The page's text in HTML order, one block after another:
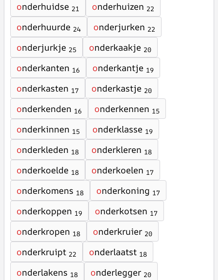
onderhuidse 21 onderhuizen 22
onderhuurde 24 onderjurken 22
onderjurkje 25 onderkaakje 20
onderkanten 16 onderkantje 19
onderkasten 17 onderkastje 20
onderkenden 16 onderkennen 15
onderkinnen 15 onderklasse 19
onderkleden 18 onderkleren 18
onderkoelde 18 onderkoelen 17
onderkomens 18 onderkoning 17
onderkoppen 19 onderkotsen 17
onderkropen 18 onderkruier 20
onderkruipt 22 onderlaatst 18
onderlakens 18 onderlegger 20